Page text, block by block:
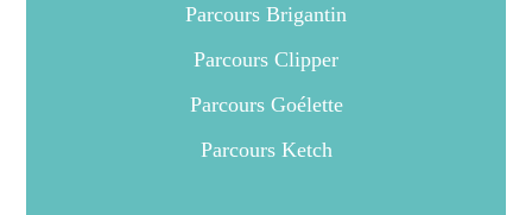
Parcours Brigantin
Parcours Clipper
Parcours Goélette
Parcours Ketch